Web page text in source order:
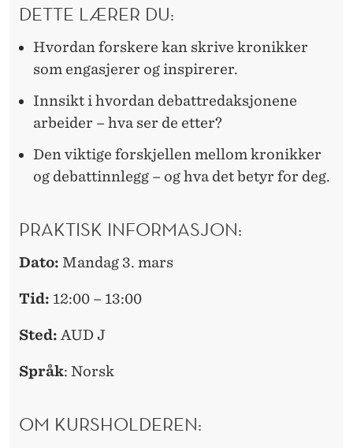
DETTE LÆRER DU:
Hvordan forskere kan skrive kronikker
som engasjerer og inspirerer.
Innsikt i hvordan debattredaksjonene
arbeider – hva ser de etter?
Den viktige forskjellen mellom kronikker
og debattinnlegg – og hva det betyr for deg.
PRAKTISK INFORMASJON:
Dato: Mandag 3. mars
Tid: 12:00 – 13:00
Sted: AUD J
Språk: Norsk
OM KURSHOLDEREN: